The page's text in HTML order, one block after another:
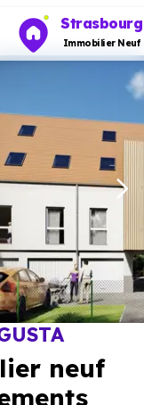
Strasbourg
Immobilier Neuf
neuf